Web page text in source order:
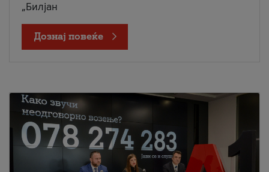
„Билјан
Дознај повеќе